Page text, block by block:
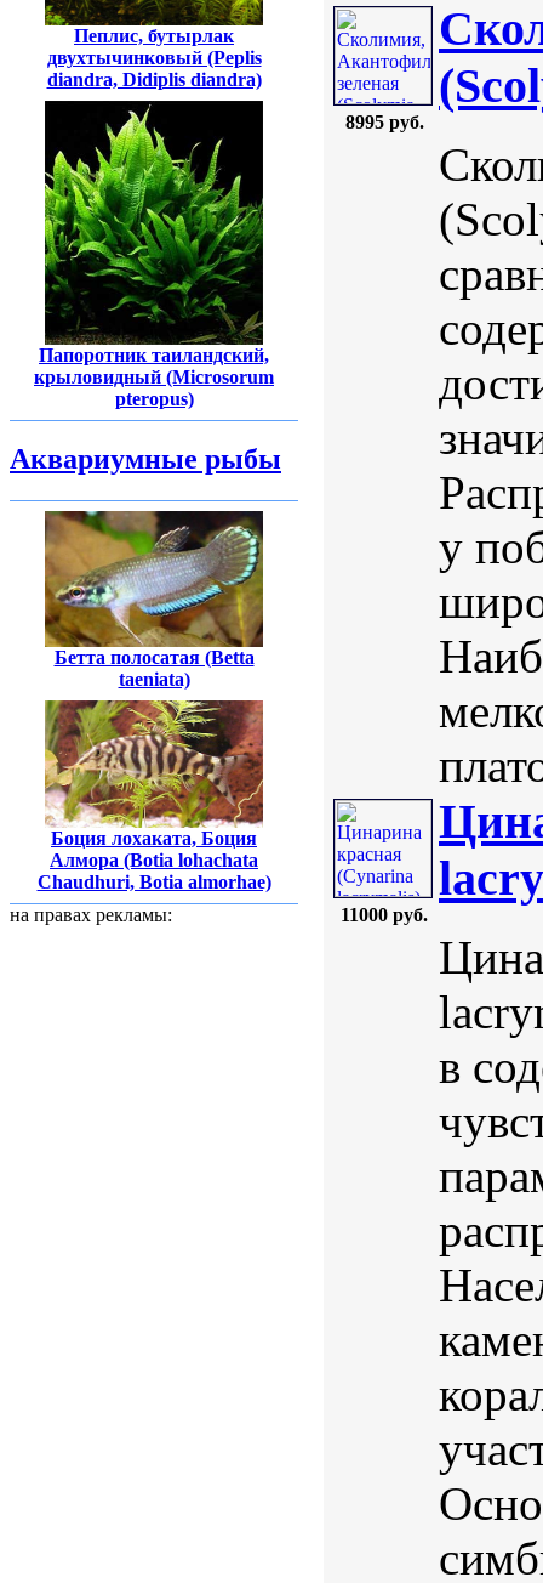
Пеплис, бутырлак
двухтычинковый (Peplis
diandra, Didiplis diandra)
Папоротник таиландский,
крыловидный (Microsorum
pteropus)
Аквариумные рыбы
Бетта полосатая (Betta
taeniata)
Боция лохаката, Боция
Алмора (Botia lohachata
Chaudhuri, Botia almorhae)
на правах рекламы:
8995 руб.
у
11000 руб.
в